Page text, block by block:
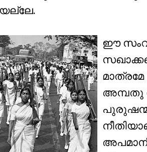
ഈ
മാത്രമേ
അമ്പതു